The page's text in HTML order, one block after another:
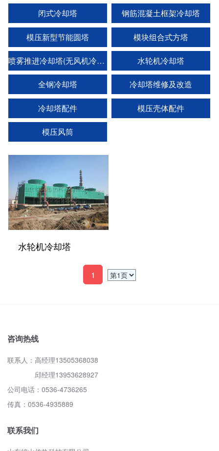
闭式冷却塔 钢筋混凝土框架冷却塔
模压新型节能圆塔 模块组合式方塔
喷雾推进冷却塔(无风机冷却塔) 水轮机冷却塔
全钢冷却塔 冷却塔维修及改造
冷却塔配件 模压壳体配件
模压风筒
水轮机冷却塔
1
咨询热线
联系人：高经理13505368038
邱经理13953628927
公司电话：0536-4736265
传真：0536-4935889
联系我们